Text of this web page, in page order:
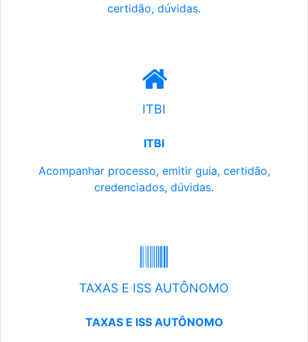
certidão, dúvidas.
ITBI
ITBI
Acompanhar processo, emitir guia, certidão,
credenciados, dúvidas.
TAXAS E ISS AUTÔNOMO
TAXAS E ISS AUTÔNOMO